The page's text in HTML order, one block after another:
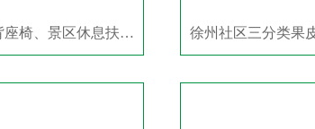
徐州户外靠背座椅、景区休息扶手椅定做厂家